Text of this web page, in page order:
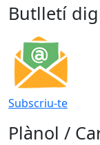
Butlletí
Subscriu-te
Plànol /